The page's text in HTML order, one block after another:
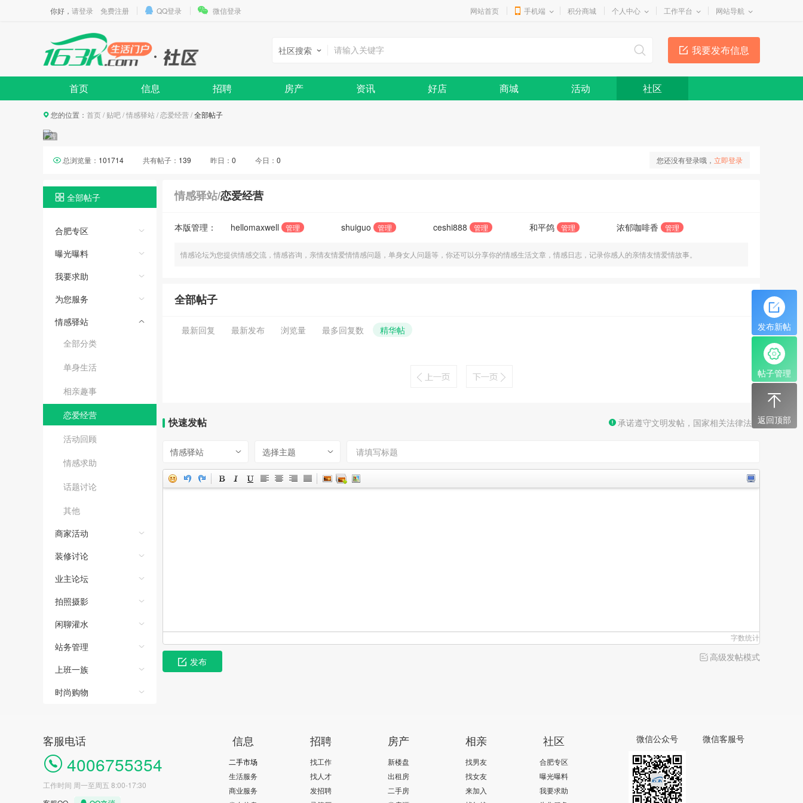
你好， 请登录 免费注册 QQ登录 微信登录 网站首页 手机端 积分商城 个人中心 工作平台 网站导航
我要发布信息
社区搜索
首页 信息 招聘 房产 资讯 好店 商城 活动 社区
您的位置： 首页/ 贴吧/情感驿站/恋爱经营/全部帖子
您还没有登录哦， 立即登录
总浏览量： 101714 共有帖子： 139 昨日： 0 今日： 0
全部帖子
合肥专区
曝光曝料
我要求助
为您服务
情感驿站
全部分类
单身生活
相亲趣事
恋爱经营
活动回顾
情感求助
话题讨论
其他
商家活动
装修讨论
业主论坛
拍照摄影
闲聊灌水
站务管理
上班一族
时尚购物
情感驿站/恋爱经营
本版管理： hellomaxwell 管理 shuiguo 管理 ceshi888 管理 和平鸽 管理 浓郁咖啡香 管理
情感论坛为您提供情感交流，情感咨询，亲情友情爱情情感问题，单身女人问题等，你还可以分享你的情感生活文章，情感日志，记录你感人的亲情友情爱情故事。
全部帖子
最新回复 最新发布 浏览量 最多回复数 精华帖
承诺遵守文明发帖，国家相关法律法规
快速发帖
情感驿站 选择主题
字数统计
高级发帖模式
发布
客服电话
4006755354
工作时间 周一至周五 8:00-17:30
信息
二手市场
生活服务
商业服务
招聘
找工作
找人才
发招聘
房产
新楼盘
出租房
二手房
相亲
找男友
找女友
来加入
社区
合肥专区
曝光曝料
我要求助
微信公众号 微信客服号
发布新帖
帖子管理
返回顶部